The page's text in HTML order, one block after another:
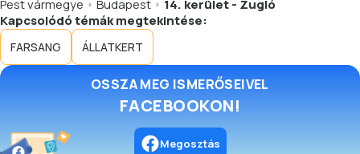
Pest vármegye
Budapest
14. kerület - Zugló
Kapcsolódó témák megtekintése:
FARSANG ÁLLATKERT
OSSZA MEG ISMERŐSEIVEL
FACEBOOKON!
Megosztás